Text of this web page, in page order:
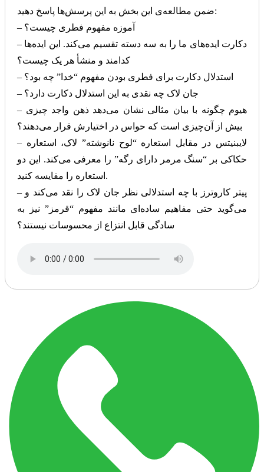
ضمن مطالعه‌ی این بخش به این پرسش‌ها پاسخ دهید:
– آموزه مفهوم فطری چیست؟
– دکارت ایده‌های ما را به سه دسته تقسیم می‌کند. این ایده‌ها
کدامند و منشأ هر یک چیست؟
– استدلال دکارت برای فطری بودن مفهوم “خدا” چه بود؟
– جان لاک چه نقدی به این استدلال دکارت دارد؟
– هیوم چگونه با بیان مثالی نشان می‌دهد ذهن واجد چیزی
بیش از آن‌چیزی است که حواس در اختیارش قرار می‌دهند؟
– لایبنیتس در مقابل استعاره “لوح نانوشته” لاک، استعاره
حکاکی بر “سنگ مرمر دارای رگه” را معرفی می‌کند. این دو
استعاره را مقایسه کنید.
– پیتر کاروترز با چه استدلالی نظر جان لاک را نقد می‌کند و
می‌گوید حتی مفاهیم ساده‌ای مانند مفهوم “قرمز” نیز به
سادگی قابل انتزاع از محسوسات نیستند؟